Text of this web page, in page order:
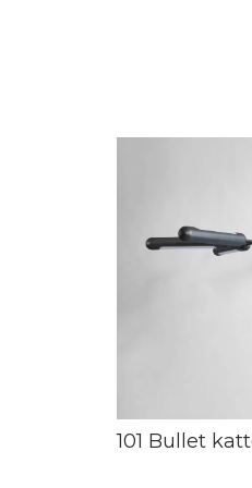
101 Bullet